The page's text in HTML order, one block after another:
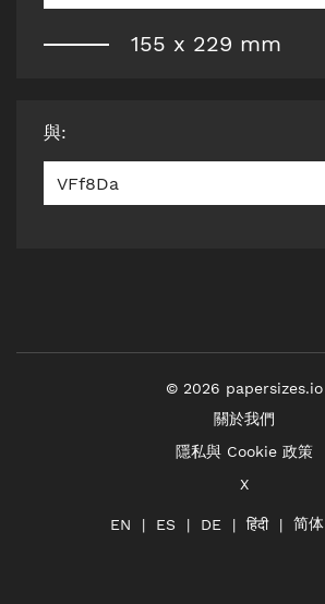
155 x 229 mm
與:
VFf8Da
© 2026 papersizes.io
關於我們
隱私與 Cookie 政策
X
EN ES DE हिंदी 简体